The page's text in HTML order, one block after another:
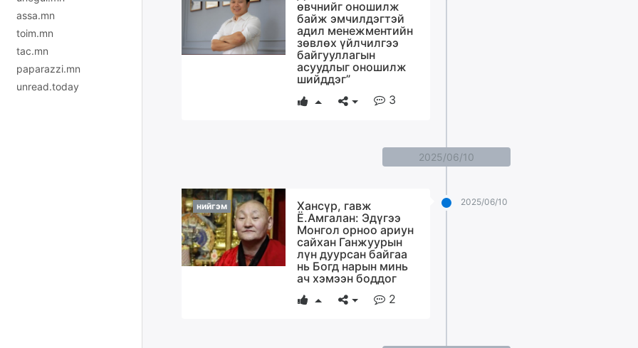
assa.mn
toim.mn
tac.mn
paparazzi.mn
unread.today
өвчнийг оношилж
байж эмчилдэгтэй
адил менежментийн
зөвлөх үйлчилгээ
байгууллагын
асуудлыг оношилж
шийддэг”
3
2025/06/10
2025/06/10
нийгэм
Хансүр, гавж
Ё.Амгалан: Эдүгээ
Монгол орноо ариун
сайхан Ганжуурын
лүн дуурсан байгаа
нь Богд нарын минь
ач хэмээн боддог
2